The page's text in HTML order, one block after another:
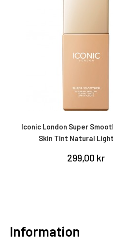
Iconic London Super
Skin Tint Natural
299,00 kr
Information